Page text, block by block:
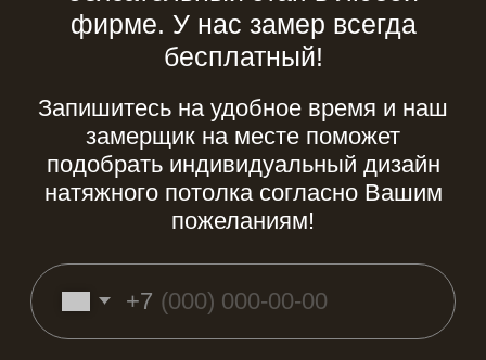
Если вы выбрали многоярусный
натяжной потолок, необходимо
помнить о важном дизайнерском
должен быть наиболее
светлым. Отлично, если между
уровнями располагается
правильно подобранная
подсветка. Можно остановить
свой выбор на светильниках или
светодиодной ленте.
визуально увеличить
пространство в комнате.
Одноярусные потолки,